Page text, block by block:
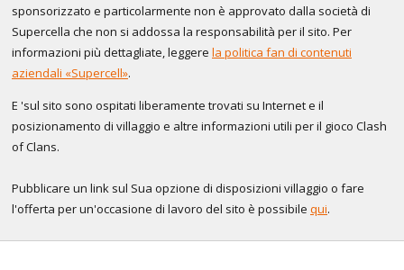
sponsorizzato e particolarmente non è approvato dalla società di
Supercella che non si addossa la responsabilità per il sito. Per
informazioni più dettagliate, leggere la politica fan di contenuti
aziendali «Supercell».
E 'sul sito sono ospitati liberamente trovati su Internet e il
posizionamento di villaggio e altre informazioni utili per il gioco Clash
of Clans.
Pubblicare un link sul Sua opzione di disposizioni villaggio o fare
l'offerta per un'occasione di lavoro del sito è possibile qui.